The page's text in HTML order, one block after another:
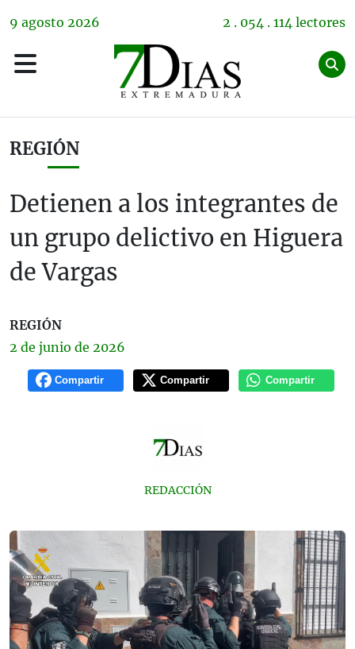
9 agosto 2026 2 . 054 . 114 lectores
REGIÓN
Detienen a los integrantes de
un grupo delictivo en Higuera
de Vargas
REGIÓN
2 de junio de 2026
Compartir Compartir Compartir
REDACCIÓN